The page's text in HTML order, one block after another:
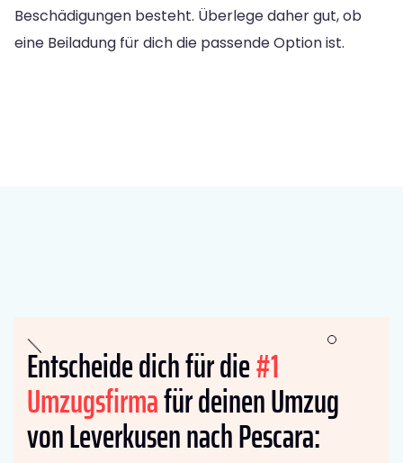
Beschädigungen besteht. Überlege daher gut, ob
eine Beiladung für dich die passende Option ist.
Entscheide dich für die#1
Umzugsfirmafür deinen Umzug
von Leverkusen nach Pescara: